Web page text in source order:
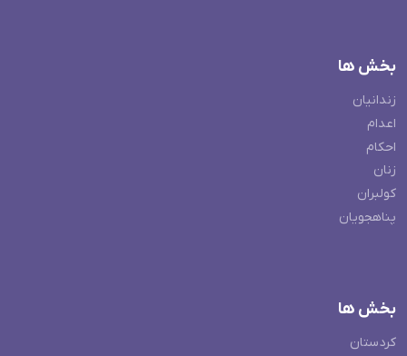
بخش ها
زندانیان
اعدام
احکام
زنان
کولبران
پناهجویان
بخش ها
کردستان